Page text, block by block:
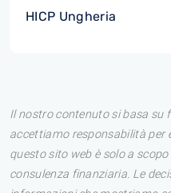
HICP Ungheria
Il nostro contenuto si basa su
accettiamo responsabilità per
questo sito web è solo a
consulenza finanziaria. Le